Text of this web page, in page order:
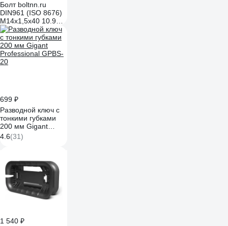
Болт boltnn.ru
DIN961 (ISO 8676)
М14x1,5x40 10.9
цинк-ламель серый
480 часов 30 шт
4687206379411
699 ₽
Разводной ключ с
тонкими губками
200 мм Gigant
Professional GPBS-
4.6(31)
1 540 ₽